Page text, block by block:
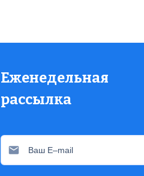
Еженедельная
рассылка